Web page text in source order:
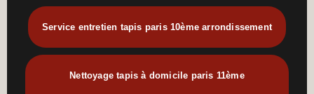
Service entretien tapis paris 10ème arrondissement
Nettoyage tapis à domicile paris 11ème